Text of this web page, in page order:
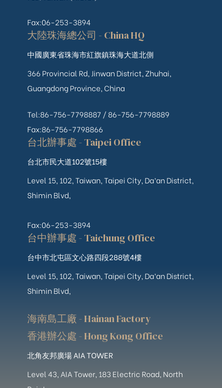
Fax:06-253-3894
大陸珠海總公司 - China HQ
中國廣東省珠海市紅旗鎮珠海大道北側
366 Provincial Rd, Jinwan District, Zhuhai,
Guangdong Province, China
Tel:86-756-7798887 / 86-756-7798889
Fax:86-756-7798866
台北辦事處 - Taipei Office
台北市民大道102號15樓
Level 15, 102, Taiwan, Taipei City, Da’an District,
Shimin Blvd,
Fax:06-253-3894
台中辦事處 - Taichung Office
台中市北屯區文心路四段288號4樓
Level 15, 102, Taiwan, Taipei City, Da’an District,
Shimin Blvd,
海南島工廠 - Hainan Factory
香港辦公處 - Hong Kong Office
北角友邦廣場 AIA TOWER
Level 43, AIA Tower, 183 Electric Road, North